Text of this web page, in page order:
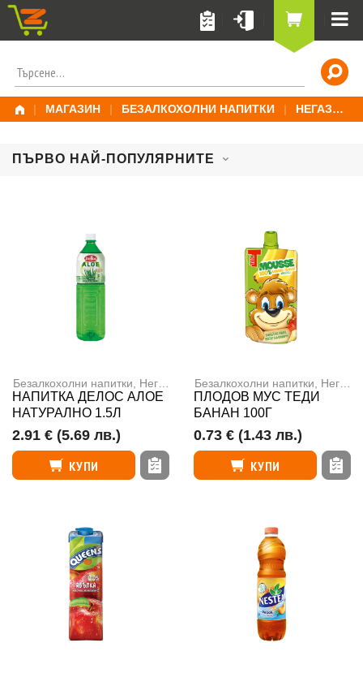
Skip
ПОТЪРСИ
ЗА:
| МАГАЗИН | БЕЗАЛКОХОЛНИ НАПИТКИ | НЕГАЗИРАНИ НАПИТКИ
ПЪРВО НАЙ-ПОПУЛЯРНИТЕ
Безалкохолни напитки Негазирани напитки
НАПИТКА ДЕЛОС АЛОЕ
НАТУРАЛНО 1.5Л
2.91 € (5.69 лв.)
КУПИ
Безалкохолни напитки Негазирани напитки
ПЛОДОВ МУС ТЕДИ
БАНАН 100Г
0.73 € (1.43 лв.)
КУПИ